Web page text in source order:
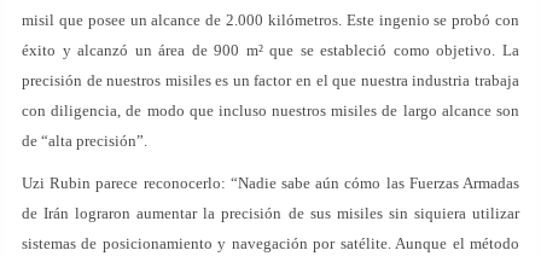
misil que posee un alcance de 2.000 kilómetros. Este ingenio se probó con
éxito y alcanzó un área de 900 m² que se estableció como objetivo. La
precisión de nuestros misiles es un factor en el que nuestra industria trabaja
con diligencia, de modo que incluso nuestros misiles de largo alcance son
de “alta precisión”.
Uzi Rubin parece reconocerlo: “Nadie sabe aún cómo las Fuerzas Armadas
de Irán lograron aumentar la precisión de sus misiles sin siquiera utilizar
sistemas de posicionamiento y navegación por satélite. Aunque el método